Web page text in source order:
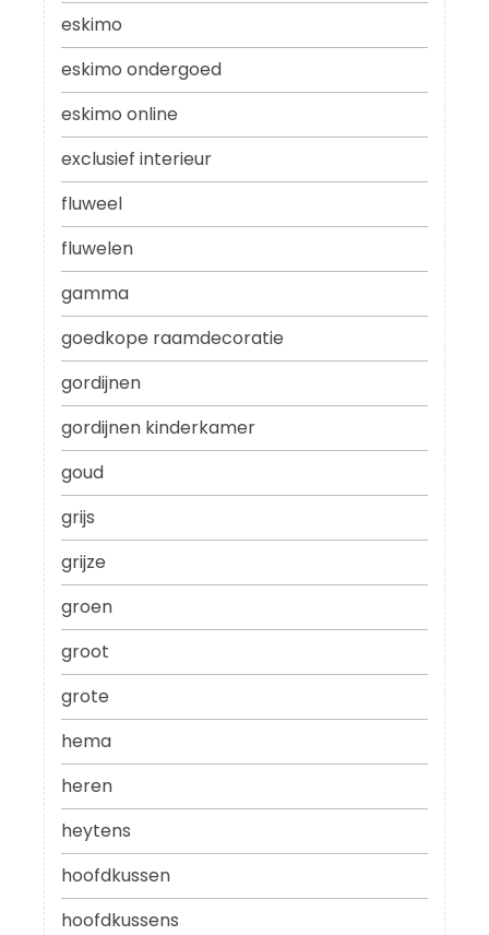
eskimo
eskimo ondergoed
eskimo online
exclusief interieur
fluweel
fluwelen
gamma
goedkope raamdecoratie
gordijnen
gordijnen kinderkamer
goud
grijs
grijze
groen
groot
grote
hema
heren
heytens
hoofdkussen
hoofdkussens